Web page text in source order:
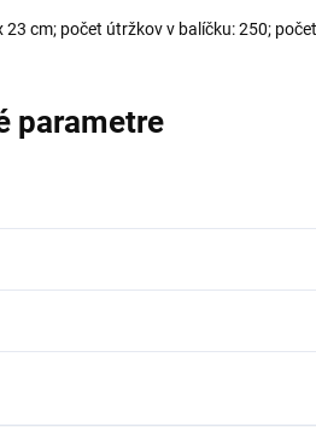
23 cm; počet útržkov v balíčku: 250;
parametre